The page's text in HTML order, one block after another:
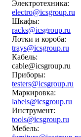
Электротехника:
electro@icsgroup.ru
Шкафы:
racks@icsgroup.ru
Лотки и короба:
trays@icsgroup.ru
Кабель:
cable@icsgroup.ru
Приборы:
testers@icsgroup.ru
Маркировка:
labels@icsgroup.ru
Инструмент:
tools@icsgroup.ru
Мебель: